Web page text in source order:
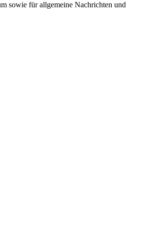
sowie für allgemeine Nachrichten und